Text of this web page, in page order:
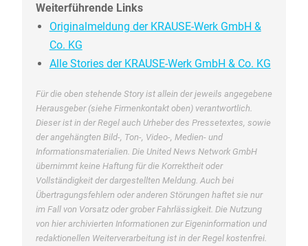
Weiterführende Links
Originalmeldung der KRAUSE-Werk GmbH &
Co. KG
Alle Stories der KRAUSE-Werk GmbH & Co. KG
Für die oben stehende Story ist allein der jeweils angegebene
Herausgeber (siehe Firmenkontakt oben) verantwortlich.
Dieser ist in der Regel auch Urheber des Pressetextes, sowie
der angehängten Bild-, Ton-, Video-, Medien- und
Informationsmaterialien. Die United News Network GmbH
übernimmt keine Haftung für die Korrektheit oder
Vollständigkeit der dargestellten Meldung. Auch bei
Übertragungsfehlern oder anderen Störungen haftet sie nur
im Fall von Vorsatz oder grober Fahrlässigkeit. Die Nutzung
von hier archivierten Informationen zur Eigeninformation und
redaktionellen Weiterverarbeitung ist in der Regel kostenfrei.